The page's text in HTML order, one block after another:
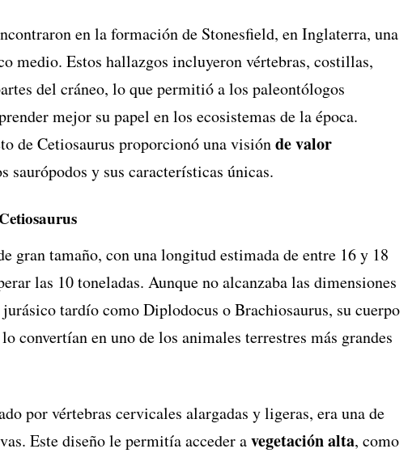
en la formación de Stonesfield, en Inglaterra, una
medio. Estos hallazgos incluyeron vértebras, costillas,
del cráneo, lo que permitió a los paleontólogos
mejor su papel en los ecosistemas de la época.
de Cetiosaurus proporcionó una visiónde valor
saurópodos y sus características únicas.
gran tamaño, con una longitud estimada de entre 16 y 18
las 10 toneladas. Aunque no alcanzaba las dimensiones
tardío como Diplodocus o Brachiosaurus, su cuerpo
convertían en uno de los animales terrestres más grandes
por vértebras cervicales alargadas y ligeras, era una de
Este diseño le permitía acceder avegetación alta, como